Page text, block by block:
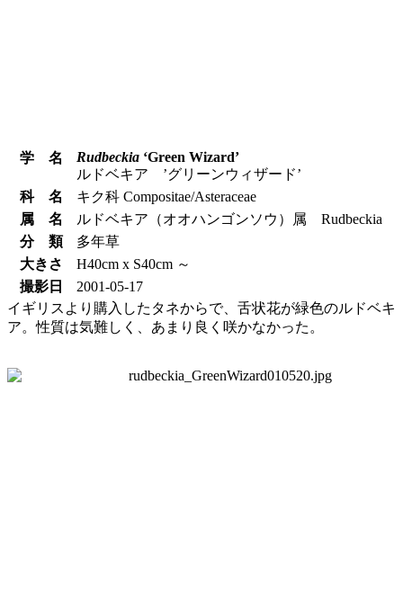
学 名 Rudbeckia ‘Green Wizard’
ルドベキア ’グリーンウィザード’
科 名
キク科 Compositae/Asteraceae
属 名
ルドベキア（オオハンゴンソウ）属 Rudbeckia
分 類
多年草
大きさ
H40cm x S40cm ～
撮影日
2001-05-17
イギリスより購入したタネからで、舌状花が緑色のルドベキ
ア。性質は気難しく、あまり良く咲かなかった。